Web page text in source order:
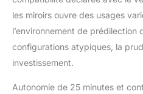
les miroirs ouvre des usages
l’environnement de prédilection
configurations atypiques, la
investissement.
Autonomie de 25 minutes et